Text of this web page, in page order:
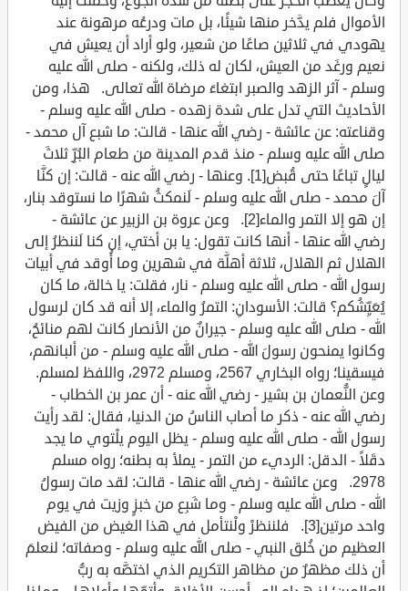
الأموال فلم يدَّخر منها شيئًا، بل مات ودرعُه مرهونة عند
يهودي في ثلاثين صاعًا من شعير، ولو أراد أن يعيش في
نعيم ورغَد من العيش، لكان له ذلك، ولكنه - صلى الله عليه
وسلم - آثر الزهد والصبر ابتغاءَ مرضاة الله تعالى. هذا، ومن
الأحاديث التي تدل على شدة زهده - صلى الله عليه وسلم -
وقناعته: عن عائشة - رضي الله عنها - قالت: ما شبع آل محمد -
صلى الله عليه وسلم - منذ قدم المدينة من طعام البُرِّ ثلاثَ
ليالٍ تباعًا حتى قُبض[1]. وعنها - رضي الله عنه - قالت: إن كنَّا
آلَ محمد - صلى الله عليه وسلم - لَنمكثُ شهرًا ما نستوقد بنار،
إن هو إلا التمر والماء[2]. وعن عروة بن الزبير عن عائشة -
رضي الله عنها - أنها كانت تقول: يا بن أختي، إن كنا لَننظرُ إلى
الهلال ثم الهلال، ثلاثة أهلَّة في شهرين وما أُوقد في أبيات
رسول الله - صلى الله عليه وسلم - نار، فقلت: يا خالة، ما كان
يُعَيِّشُكم؟ قالت: الأسودانِ: التمرُ والماء، إلا أنه قد كان لرسول
الله - صلى الله عليه وسلم - جيرانٌ من الأنصار كانت لهم منائحُ،
وكانوا يمنحون رسولَ الله - صلى الله عليه وسلم - من ألبانهم،
فيسقينا؛ رواه البخاري 2567، ومسلم 2972، واللفظ لمسلم.
وعن النُّعمان بن بشير - رضي الله عنه - أن عمر بن الخطاب -
رضي الله عنه - ذكر ما أصاب الناسُ من الدنيا، فقال: لقد رأيت
رسول الله - صلى الله عليه وسلم - يظل اليوم يلْتوي ما يجد
دقَلاً - الدقل: الرديء من التمر - يملأ به بطنه؛ رواه مسلم
2978. وعن عائشة - رضي الله عنها - قالت: لقد مات رسولُ
الله - صلى الله عليه وسلم - وما شَبِع من خبزٍ وزيت في يوم
واحد مرتين[3]. فلننظرْ ولْنتأمل في هذا الغيض من الفيض
العظيم من خُلق النبي - صلى الله عليه وسلم - وصفاته؛ لنعلمَ
أن ذلك مظهرٌ من مظاهر التكريم الذي اختصَّه به ربُّ